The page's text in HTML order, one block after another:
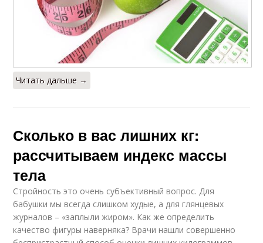
Читать дальше →
Сколько в вас лишних кг:
рассчитываем индекс массы
тела
Стройность это очень субъективный вопрос. Для
бабушки мы всегда слишком худые, а для глянцевых
журналов – «заплыли жиром». Как же определить
качество фигуры наверняка? Врачи нашли совершенно